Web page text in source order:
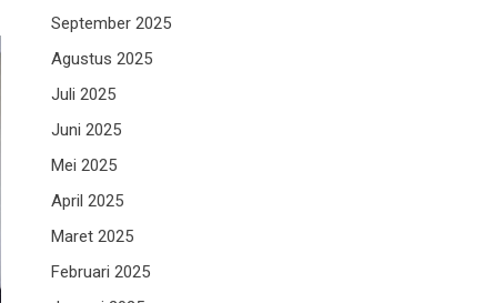
September 2025
Agustus 2025
Juli 2025
Juni 2025
Mei 2025
April 2025
Maret 2025
Februari 2025